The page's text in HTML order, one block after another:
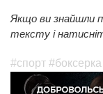
Якщо ви знайшли
тексту і
#спорт #боксерка